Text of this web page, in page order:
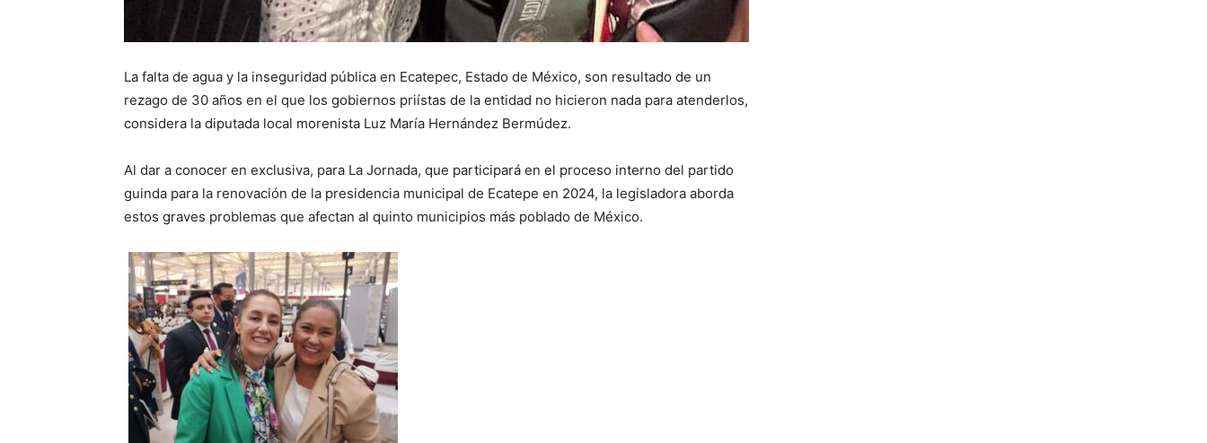
La falta de agua y la inseguridad pública en Ecatepec, Estado de México, son resultado de un
rezago de 30 años en el que los gobiernos priístas de la entidad no hicieron nada para atenderlos,
considera la diputada local morenista Luz María Hernández Bermúdez.
Al dar a conocer en exclusiva, para La Jornada, que participará en el proceso interno del partido
guinda para la renovación de la presidencia municipal de Ecatepe en 2024, la legisladora aborda
estos graves problemas que afectan al quinto municipios más poblado de México.